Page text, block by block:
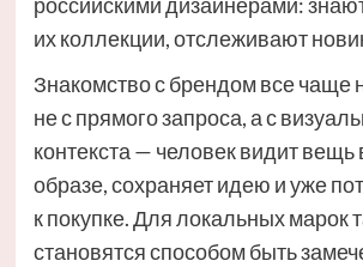
их коллекции, отслеживают
Знакомство с брендом все чаще
не с прямого запроса, а с
контекста — человек видит вещь
образе, сохраняет идею и уже
к покупке. Для локальных марок
становятся способом быть